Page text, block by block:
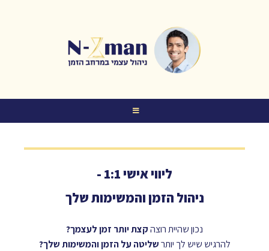
ליווי אישי 1:1 -
ניהול הזמן והמשימות שלך
נכון שהיית רוצהקצת יותר זמן לעצמך?
להרגיש שיש לך יותרשליטה על הזמן והמשימות שלך?